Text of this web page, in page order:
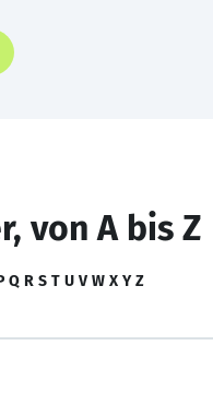
von A bis Z
Q R S T U V W X Y Z